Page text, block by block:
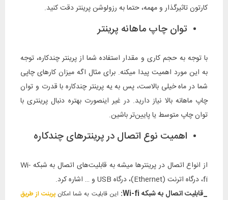
کارتون تاثیرگذار و مهمه، حتما به رزولوشن پرینتر دقت کنید.
توان چاپ ماهانه پرینتر
با توجه به حجم کاری و مقدار استفاده شما از پرینتر چندکاره، توجه
به این مورد اهمیت پیدا میکنه. برای مثال اگه میزان کارهای چاپی
شما در ماه خیلی بالاست، پس به یه پرینتر چندکاره با قدرت و توان
چاپ ماهانه بالا نیاز دارید. در غیر اینصورت بهتره دنبال پرینتری با
توان چاپ متوسط یا پایین‌تر باشین.
اهمیت نوع اتصال در پرینترهای چندکاره
از انواع اتصال در پرینترها میشه به قابلیت‌های اتصال به شبکه Wi-
fi، درگاه اترنت (Ethernet)، درگاه USB و … اشاره کرد.
_قابلیت‌ اتصال به شبکه Wi-fi:
این قابلیت به شما امکان پرینت از طریق